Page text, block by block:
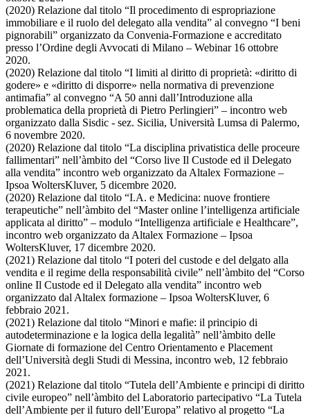
(2020) Relazione dal titolo “Il procedimento di espropriazione
immobiliare e il ruolo del delegato alla vendita” al convegno “I beni
pignorabili” organizzato da Convenia-Formazione e accreditato
presso l’Ordine degli Avvocati di Milano – Webinar 16 ottobre
2020.
(2020) Relazione dal titolo “I limiti al diritto di proprietà: «diritto di
godere» e «diritto di disporre» nella normativa di prevenzione
antimafia” al convegno “A 50 anni dall’Introduzione alla
problematica della proprietà di Pietro Perlingieri” – incontro web
organizzato dalla Sisdic - sez. Sicilia, Università Lumsa di Palermo,
6 novembre 2020.
(2020) Relazione dal titolo “La disciplina privatistica delle proceure
fallimentari” nell’àmbito del “Corso live Il Custode ed il Delegato
alla vendita” incontro web organizzato da Altalex Formazione –
Ipsoa WoltersKluver, 5 dicembre 2020.
(2020) Relazione dal titolo “I.A. e Medicina: nuove frontiere
terapeutiche” nell’àmbito del “Master online l’intelligenza artificiale
applicata al diritto” – modulo “Intelligenza artificiale e Healthcare”,
incontro web organizzato da Altalex Formazione – Ipsoa
WoltersKluver, 17 dicembre 2020.
(2021) Relazione dal titolo “I poteri del custode e del delgato alla
vendita e il regime della responsabilità civile” nell’àmbito del “Corso
online Il Custode ed il Delegato alla vendita” incontro web
organizzato dal Altalex formazione – Ipsoa WoltersKluver, 6
febbraio 2021.
(2021) Relazione dal titolo “Minori e mafie: il principio di
autodeterminazione e la logica della legalità” nell’àmbito delle
Giornate di formazione del Centro Orientamento e Placement
dell’Università degli Studi di Messina, incontro web, 12 febbraio
2021.
(2021) Relazione dal titolo “Tutela dell’Ambiente e principi di diritto
civile europeo” nell’àmbito del Laboratorio partecipativo “La Tutela
dell’Ambiente per il futuro dell’Europa” relativo al progetto “La